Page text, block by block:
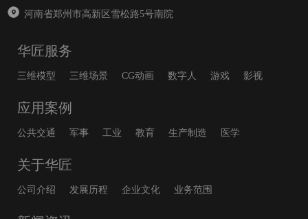
河南省郑州市高新区雪松路5号南院
华匠服务
三维模型 三维场景 CG动画 数字人 游戏 影视
应用案例
公共交通 军事 工业 教育 生产制造 医学
关于华匠
公司介绍 发展历程 企业文化 业务范围